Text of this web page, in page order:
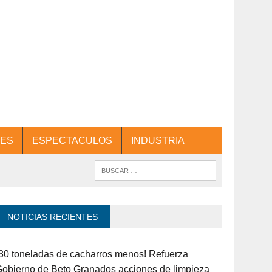
ESPECTACULOS INDUSTRIA
NOTICIAS RECIENTES
toneladas de cacharros menos! Refuerza
de Beto Granados acciones de limpieza